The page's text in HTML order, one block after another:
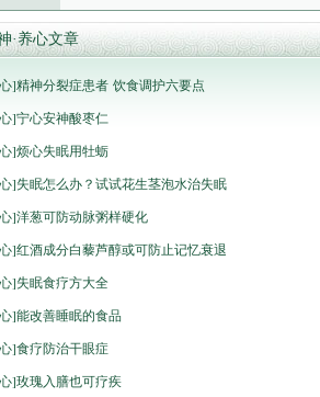
·养心文章
]精神分裂症患者 饮食调护六要点
]宁心安神酸枣仁
]烦心失眠用牡蛎
]失眠怎么办？试试花生茎泡水治失眠
]洋葱可防动脉粥样硬化
]红酒成分白藜芦醇或可防止记忆衰退
]失眠食疗方大全
]能改善睡眠的食品
]食疗防治干眼症
]玫瑰入膳也可疗疾